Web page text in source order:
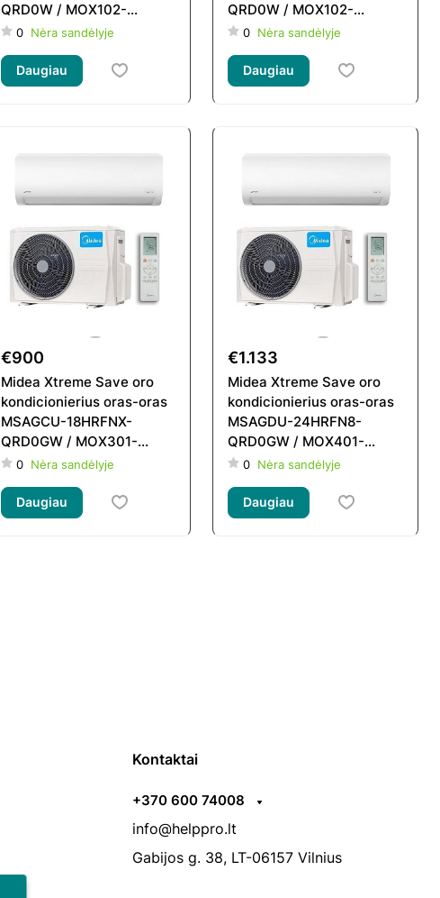
QRD0W / MOX102-
09HFN8-QRD0GW
0 Nėra sandėlyje
Daugiau
QRD0W / MOX102-
12HFN8-QRD0GW
0 Nėra sandėlyje
Daugiau
€900
Midea Xtreme Save oro
kondicionierius oras-oras
MSAGCU-18HRFNX-
QRD0GW / MOX301-
18HFN8-QRD0GW
0 Nėra sandėlyje
Daugiau
€1.133
Midea Xtreme Save oro
kondicionierius oras-oras
MSAGDU-24HRFN8-
QRD0GW / MOX401-
24HFN8-QRD0GW
0 Nėra sandėlyje
Daugiau
Kontaktai
+370 600 74008
info@helppro.lt
Gabijos g. 38, LT-06157 Vilnius